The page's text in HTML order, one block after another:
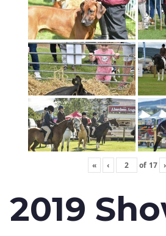
« ‹ of 17 ›
2019